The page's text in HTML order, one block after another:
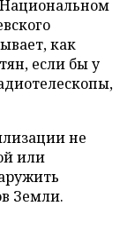
как
если бы у
не
или
Земли.